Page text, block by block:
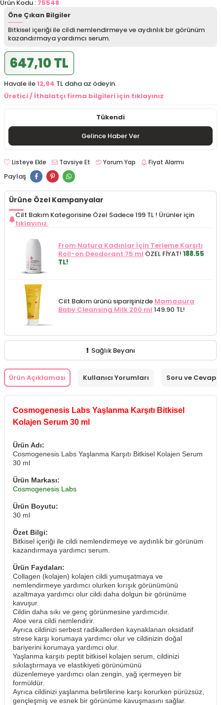
Ürün Kodu : 75548
Öne Çıkan Bilgiler
Bitkisel içeriği ile cildi nemlendirmeye ve aydınlık bir görünüm
kazandırmaya yardımcı serum.
647,10 TL
Havale ile12,94 TL daha az ödeyin.
Üretici / İthalatçı firma bilgileri için tıklayınız
Tükendi
Gelince Haber Ver
Listeye Ekle Tavsiye Et Yorum Yap Fiyat Alarmı
Paylaş
Ürüne Özel Kampanyalar
Cilt Bakım Kategorisine Özel Sadece 199 TL ! Ürünler için
tıklayınız.
From Natura Kadınlar İçin Terleme Karşıtı
Roll-on Deodorant 75 ml ÖZEL FİYAT! 188.55
TL!
Cilt Bakım ürünü siparişinizde Mamaaura
Baby Cleansing Milk 200 ml 149.90 TL!
Sağlık Beyanı
Ürün Açıklaması Kullanıcı Yorumları Soru ve Cevap
Cosmogenesis Labs Yaşlanma Karşıtı Bitkisel
Kolajen Serum 30 ml
Ürün Adı:
Cosmogenesis Labs Yaşlanma Karşıtı Bitkisel Kolajen Serum
30 ml
Ürün Markası:
Cosmogenesis Labs
Ürün Boyutu:
30 ml
Özet Bilgi:
Bitkisel içeriği ile cildi nemlendirmeye ve aydınlık bir görünüm
kazandırmaya yardımcı serum.
Ürün Faydaları:
Collagen (kolajen) kolajen cildi yumuşatmaya ve
nemlendirmeye yardımcı olurken kırışık görünümünü
azaltmaya yardımcı olur cildi daha dolgun bir görünüme
kavuşur.
Cildin daha sıkı ve genç görünmesine yardımcıdır.
Aloe vera cildi nemlendirir.
Ayrıca cildinizi serbest radikallerden kaynaklanan oksidatif
strese karşı korumaya yardımcı olur ve cildinizin doğal
bariyerini korumaya yardımcı olur.
Yaşlanma karşıtı peptit bitkisel kolajen serum, cildinizi
sıkılaştırmaya ve elastikiyeti görünümünü
düzenlemeye yardımcı olan zengin, yağ içermeyen bir
formüldür.
Ayrıca cildinizi yaşlanma belirtilerine karşı korurken pürüzsüz,
gençleşmiş ve esnek bir görünüme kavuşmasını sağlar.